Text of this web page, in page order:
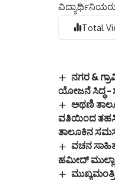
Total
ನಗರ &
ಯೋಜನೆ ಸಿದ್ಧ –
ಅಥಣಿ
ವತಿಯಿಂದ
ತಾಲೂಕಿನ
ವಚನ
ಹಮೀದ್ ಮುಲ್ಲಾ